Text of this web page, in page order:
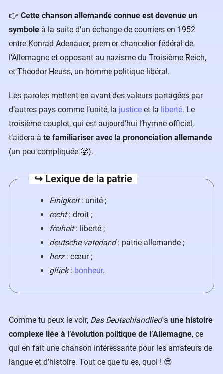
​👉 Cette chanson allemande connue est devenue un
symbole à la suite d’un échange de courriers en 1952
entre Konrad Adenauer, premier chancelier fédéral de
l’Allemagne et opposant au nazisme du Troisième Reich,
et Theodor Heuss, un homme politique libéral.
Les paroles mettent en avant des valeurs partagées par
d’autres pays comme l’unité, la justice et la liberté. Le
troisième couplet, qui est aujourd’hui l’hymne officiel,
t’aidera à te familiariser avec la prononciation allemande
(un peu compliquée​ 🥲).
↪️ Lexique de la patrie
Einigkeit: unité ;
recht: droit ;
freiheit: liberté ;
deutsche vaterland: patrie allemande ;
herz: cœur ;
glück: bonheur.
Comme tu peux le voir, Das Deutschlandlieda une histoire
complexe liée à l’évolution politique de l’Allemagne, ce
qui en fait une chanson intéressante pour les amateurs de
langue et d’histoire. Tout ce que tu es, quoi !​ 😎